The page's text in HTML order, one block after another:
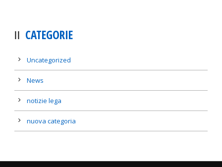
CATEGORIE
Uncategorized
News
notizie lega
nuova categoria